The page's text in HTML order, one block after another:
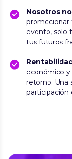
Nosotros
promocionar
evento, solo
tus futuros
económico y
retorno. Una
participación